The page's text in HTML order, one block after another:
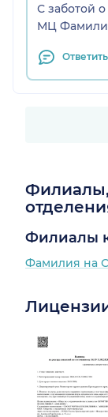
С заботой о
МЦ
Ответить
Филиалы
Фамилия на